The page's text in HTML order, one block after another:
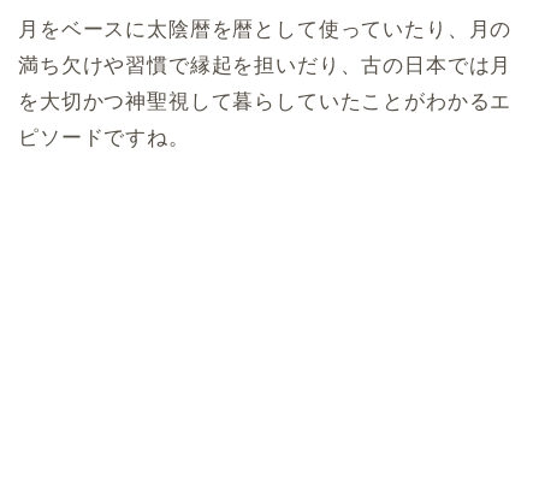
月をベースに太陰暦を暦として使っていたり、月の
満ち欠けや習慣で縁起を担いだり、古の日本では月
を大切かつ神聖視して暮らしていたことがわかるエ
ピソードですね。